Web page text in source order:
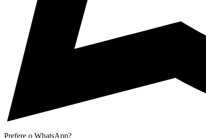
Prefere o WhatsApp?